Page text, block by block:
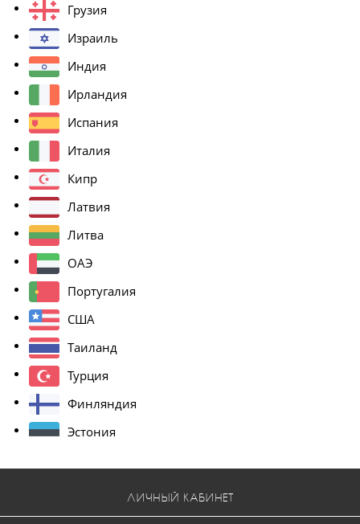
Грузия
Израиль
Индия
Ирландия
Испания
Италия
Кипр
Латвия
Литва
ОАЭ
Португалия
США
Таиланд
Турция
Финляндия
Эстония
ЛИЧНЫЙ КАБИНЕТ